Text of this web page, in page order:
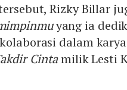
Rizky Billar
yang ia
dalam
Cintamilik Lesti